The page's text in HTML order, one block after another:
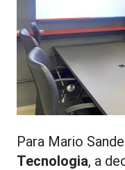
Para Mario
Tecnologia, a